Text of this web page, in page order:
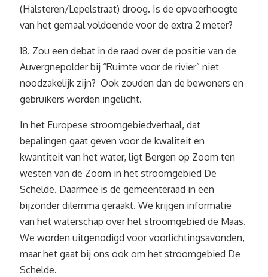
(Halsteren/Lepelstraat) droog. Is de opvoerhoogte
van het gemaal voldoende voor de extra 2 meter?
18. Zou een debat in de raad over de positie van de
Auvergnepolder bij “Ruimte voor de rivier” niet
noodzakelijk zijn? Ook zouden dan de bewoners en
gebruikers worden ingelicht.
In het Europese stroomgebiedverhaal, dat
bepalingen gaat geven voor de kwaliteit en
kwantiteit van het water, ligt Bergen op Zoom ten
westen van de Zoom in het stroomgebied De
Schelde. Daarmee is de gemeenteraad in een
bijzonder dilemma geraakt. We krijgen informatie
van het waterschap over het stroomgebied de Maas.
We worden uitgenodigd voor voorlichtingsavonden,
maar het gaat bij ons ook om het stroomgebied De
Schelde.